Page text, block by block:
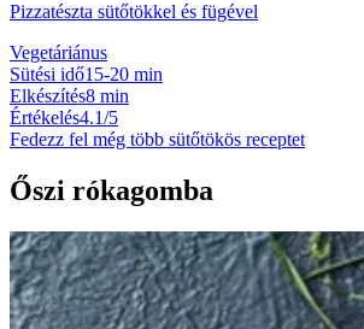
Pizzatészta sütőtökkel és fügével
Vegetáriánus
Sütési idő15-20 min
Elkészítés8 min
Értékelés4.1/5
Fedezz fel még több sütőtökös receptet
Őszi rókagomba